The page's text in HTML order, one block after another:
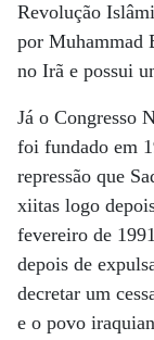
Revolução
por Muhammad
no Irã e possui
Já o Congresso
foi fundado em
repressão que
xiitas logo
fevereiro de
depois de
decretar um
e o povo